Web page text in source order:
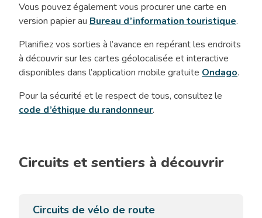
Vous pouvez également vous procurer une carte en
version papier au Bureau d’information touristique.
Planifiez vos sorties à l’avance en repérant les endroits
à découvrir sur les cartes géolocalisée et interactive
disponibles dans l’application mobile gratuite Ondago.
Pour la sécurité et le respect de tous, consultez le
code d’éthique du randonneur.
Circuits et sentiers à découvrir
Circuits de vélo de route